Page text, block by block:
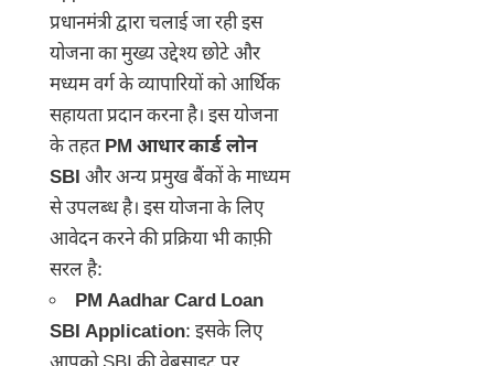
प्रधानमंत्री द्वारा चलाई जा रही इस
योजना का मुख्य उद्देश्य छोटे और
मध्यम वर्ग के व्यापारियों को आर्थिक
सहायता प्रदान करना है। इस योजना
के तहत PM आधार कार्ड लोन
SBI और अन्य प्रमुख बैंकों के माध्यम
से उपलब्ध है। इस योजना के लिए
आवेदन करने की प्रक्रिया भी काफ़ी
सरल है:
PM Aadhar Card Loan
SBI Application: इसके लिए